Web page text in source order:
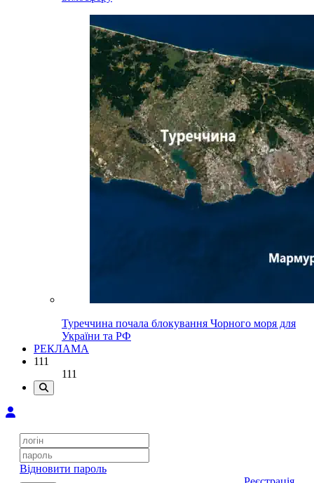
Туреччина почала блокування Чорного моря для
України та РФ
РЕКЛАМА
111
111
Відновити пароль